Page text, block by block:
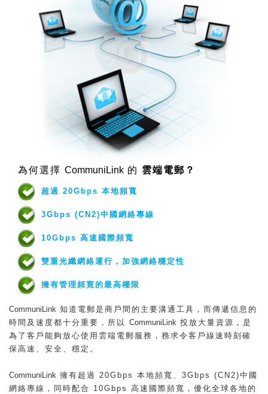
為何選擇 CommuniLink 的 雲端電郵？
超過 20Gbps 本地頻寬
3Gbps (CN2)中國網絡專線
10Gbps 高速國際頻寬
雙重光纖網絡運行，加強網絡穩定性
擁有管理頻寛的最高權限
CommuniLink 知道電郵是商戶間的主要溝通工具，而傳遞信息的
時間及速度都十分重要，所以 CommuniLink 投放大量資源，是
為了客戶能夠放心使用雲端電郵服務，務求令客戶線速時刻確
保高速、安全、穩定。
CommuniLink 擁有超過 20Gbps 本地頻寬、3Gbps (CN2)中國
網絡專線，同時配合 10Gbps 高速國際頻寬，優化全球各地的